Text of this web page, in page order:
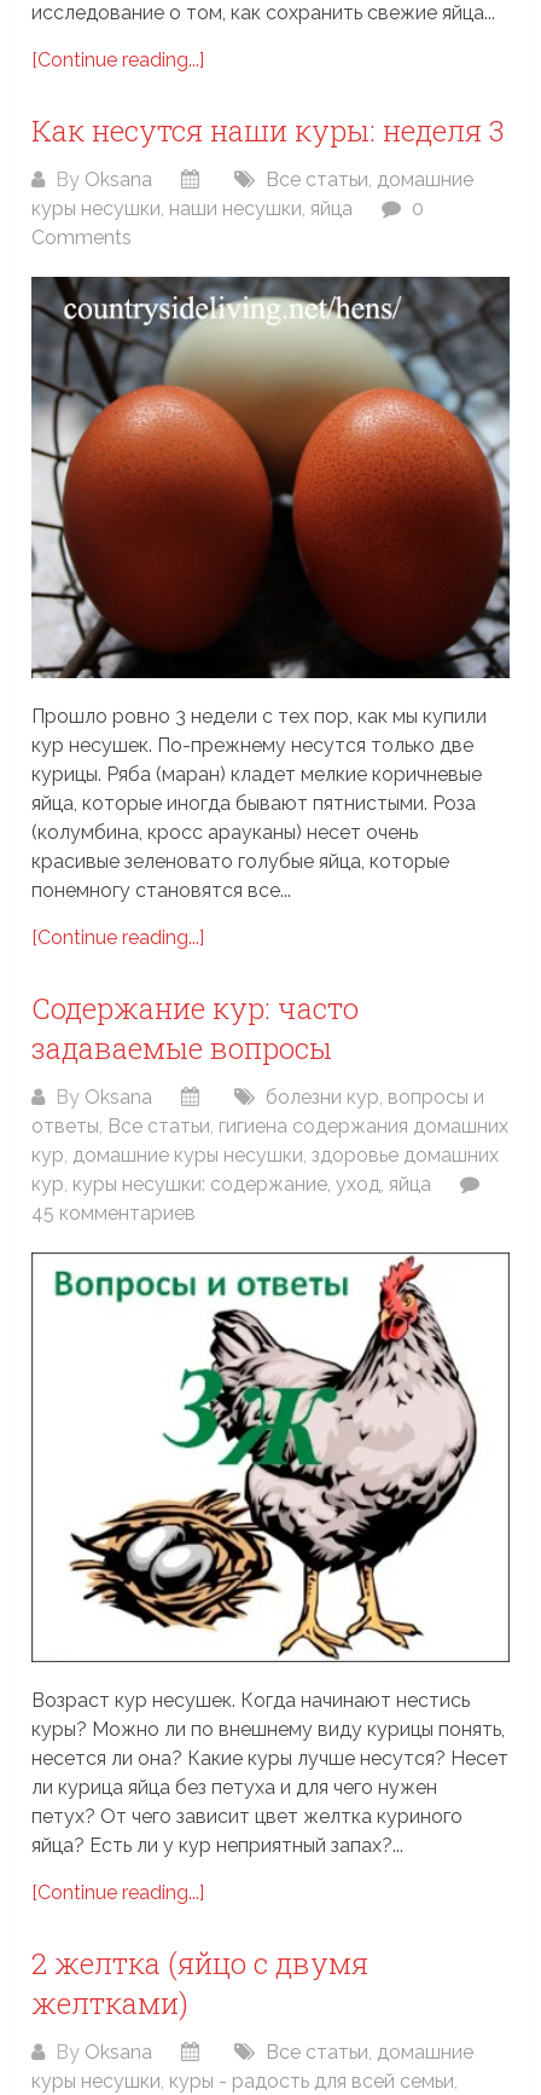
исследование о том, как сохранить свежие яйца...
[Continue reading...]
Как несутся наши куры: неделя 3
By Oksana Все статьи, домашние
куры несушки, наши несушки,яйца
0
Comments
Прошло ровно 3 недели с тех пор, как мы купили
кур несушек. По-прежнему несутся только две
курицы. Ряба (маран) кладет мелкие коричневые
яйца, которые иногда бывают пятнистыми. Роза
(колумбина, кросс арауканы) несет очень
красивые зеленовато голубые яйца, которые
понемногу становятся все...
[Continue reading...]
Содержание кур: часто
задаваемые вопросы
By Oksana болезни кур вопросы и
ответы Все статьи гигиена содержания домашних
кур домашние куры несушки ,здоровье домашних
кур куры несушки: содержание, уход яйца
45 комментариев
Возраст кур несушек. Когда начинают нестись
куры? Можно ли по внешнему виду курицы понять,
несется ли она? Какие куры лучше несутся? Несет
ли курица яйца без петуха и для чего нужен
петух? От чего зависит цвет желтка куриного
яйца? Есть ли у кур неприятный запах?...
[Continue reading...]
2 желтка (яйцо с двумя
желтками)
By Oksana Все статьи домашние
куры несушки куры - радость для всей семьи